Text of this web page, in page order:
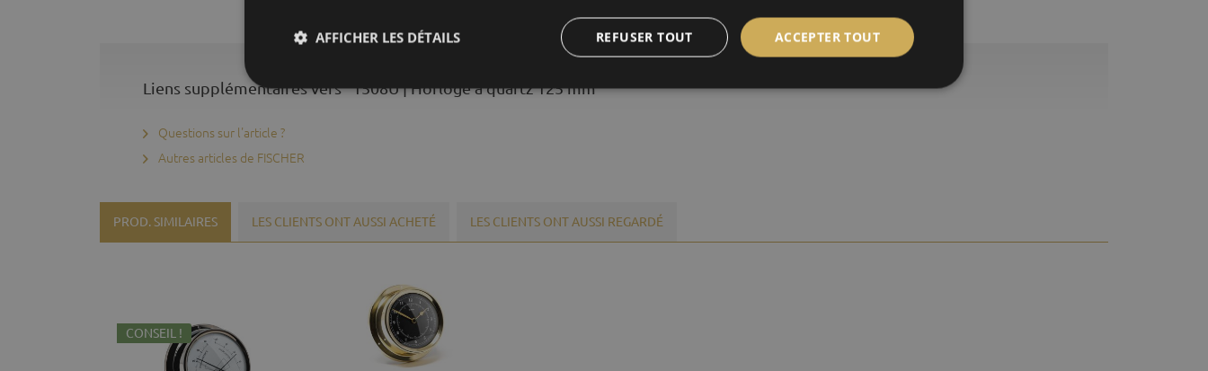
Liens supplémentaires vers "1508U | Horloge à quartz 125 mm"
Questions sur l'article ?
Autres articles de FISCHER
PROD. SIMILAIRES LES CLIENTS ONT AUSSI ACHETÉ LES CLIENTS ONT AUSSI REGARDÉ
CONSEIL !
ACCEPTER TOUT
REFUSER TOUT
AFFICHER LES DÉTAILS